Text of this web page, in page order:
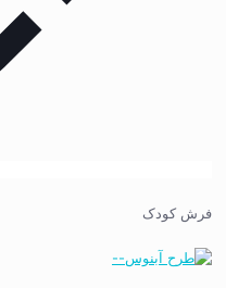
فرش کودک